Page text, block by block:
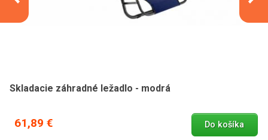
Skladacie záhradné ležadlo - modrá
61,89 € Do košíka